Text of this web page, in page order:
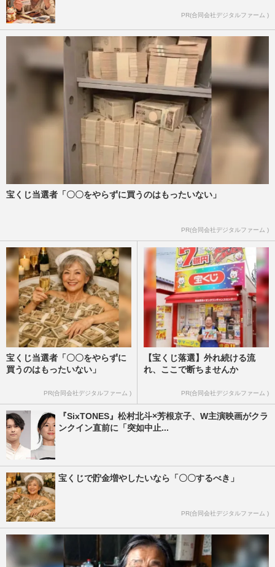
PR(合同会社デジタルファーム )
宝くじ当選者「〇〇をやらずに買うのはもったいない」
PR(合同会社デジタルファーム )
宝くじ当選者「〇〇をやらずに
買うのはもったいない」
PR(合同会社デジタルファーム )
【宝くじ落選】外れ続ける流
れ、ここで断ちませんか
PR(合同会社デジタルファーム )
『SixTONES』松村北斗×芳根京子、W主演映画がクラ
ンクイン直前に「突如中止...
宝くじで貯金増やしたいなら「〇〇するべき」
PR(合同会社デジタルファーム )